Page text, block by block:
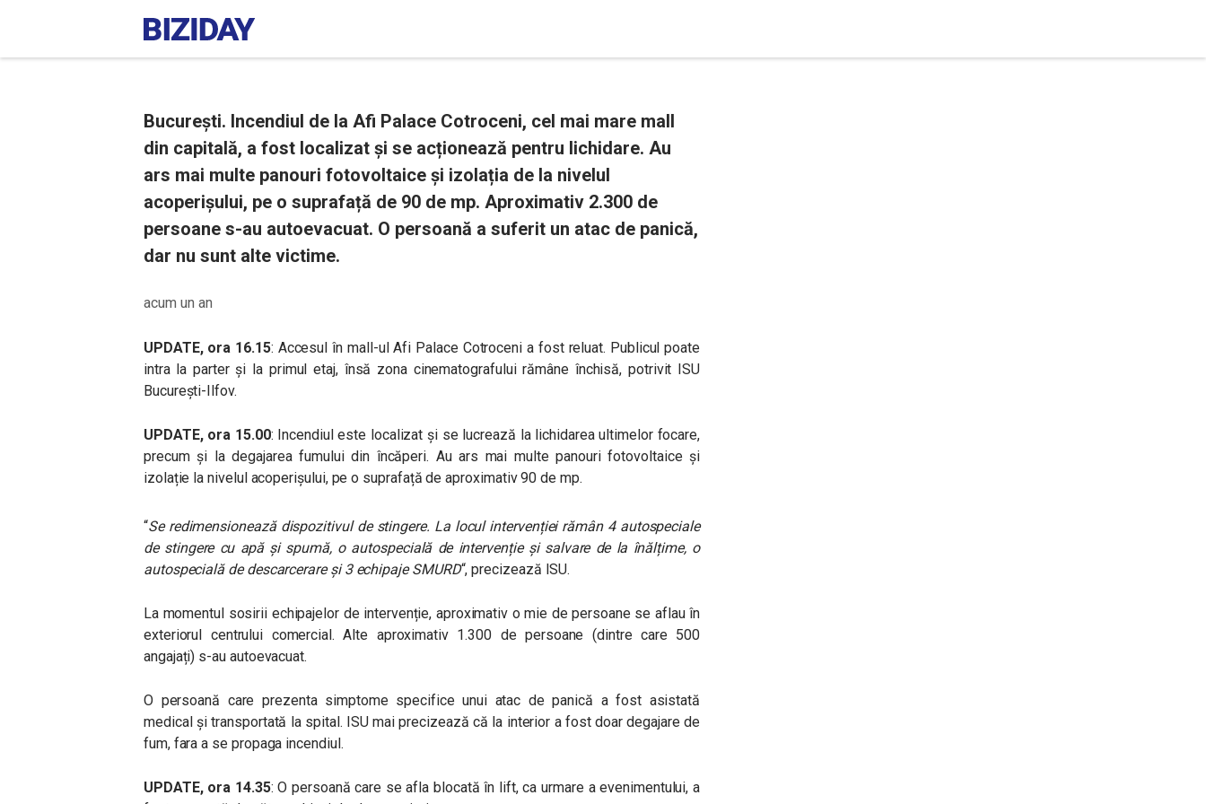
București. Incendiul de la Afi Palace Cotroceni, cel mai mare mall
din capitală, a fost localizat și se acționează pentru lichidare. Au
ars mai multe panouri fotovoltaice și izolația de la nivelul
acoperișului, pe o suprafață de 90 de mp. Aproximativ 2.300 de
persoane s-au autoevacuat. O persoană a suferit un atac de panică,
dar nu sunt alte victime.
acum un an
UPDATE, ora 16.15: Accesul în mall-ul Afi Palace Cotroceni a fost reluat. Publicul poate
intra la parter şi la primul etaj, însă zona cinematografului rămâne închisă, potrivit ISU
București-Ilfov.
UPDATE, ora 15.00: Incendiul este localizat și se lucrează la lichidarea ultimelor focare,
precum și la degajarea fumului din încăperi. Au ars mai multe panouri fotovoltaice și
izolație la nivelul acoperișului, pe o suprafață de aproximativ 90 de mp.
“Se redimensionează dispozitivul de stingere. La locul intervenției rămân 4 autospeciale
de stingere cu apă și spumă, o autospecială de intervenție și salvare de la înălțime, o
autospecială de descarcerare și 3 echipaje SMURD“, precizează ISU.
La momentul sosirii echipajelor de intervenție, aproximativ o mie de persoane se aflau în
exteriorul centrului comercial. Alte aproximativ 1.300 de persoane (dintre care 500
angajați) s-au autoevacuat.
O persoană care prezenta simptome specifice unui atac de panică a fost asistată
medical și transportată la spital. ISU mai precizează că la interior a fost doar degajare de
fum, fara a se propaga incendiul.
UPDATE, ora 14.35: O persoană care se afla blocată în lift, ca urmare a evenimentului, a